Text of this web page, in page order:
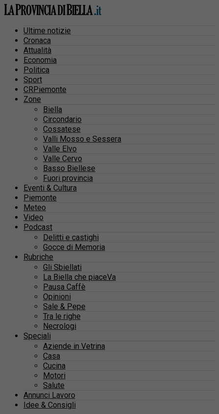
Ultime notizie
Cronaca
Attualità
Economia
Politica
Sport
CRPiemonte
Zone
Biella
Circondario
Cossatese
Valli Mosso e Sessera
Valle Elvo
Valle Cervo
Basso Biellese
Fuori provincia
Eventi & Cultura
Piemonte
Meteo
Video
Podcast
Delitti e castighi
Gocce di Memoria
Rubriche
Gli Sbiellati
La Biella che piaceVa
Pausa Caffè
Opinioni
Sale & Pepe
Tra le righe
Necrologi
Speciali
Aziende in Vetrina
Casa
Cucina
Motori
Salute
Annunci Lavoro
Idee & Consigli